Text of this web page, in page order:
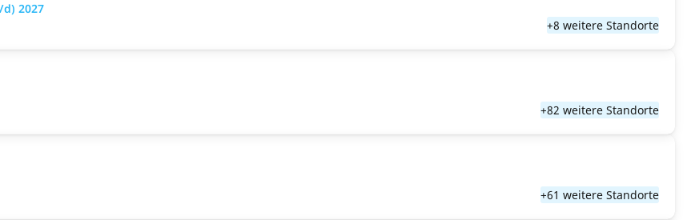
2027
+8 weitere Standorte
+82 weitere Standorte
+61 weitere Standorte